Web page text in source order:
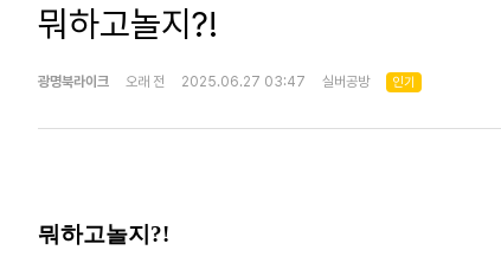
뭐하고놀지?!
광명북라이크 오래 전 2025.06.27 03:47 실버공방 인기
뭐하고놀지 ?!